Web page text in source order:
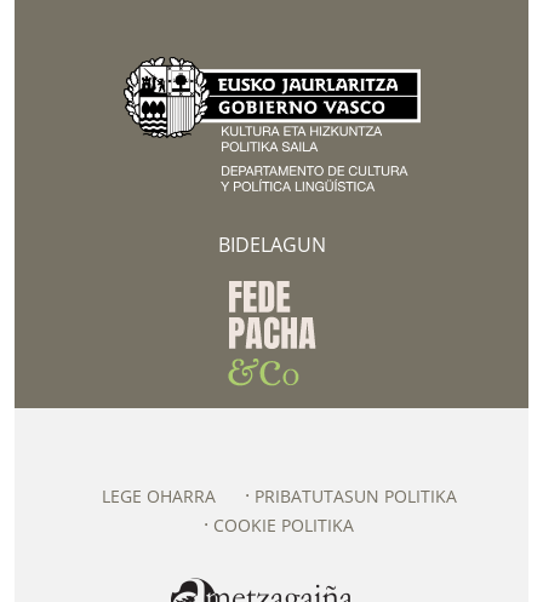
BIDELAGUN
LEGE OHARRA
PRIBATUTASUN POLITIKA
COOKIE POLITIKA